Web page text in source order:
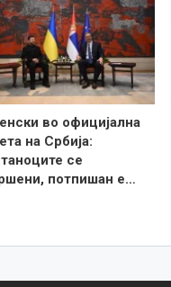
во официјална
на Србија:
се
потпишан е…